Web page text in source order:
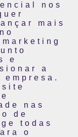
nos
mais
e
a
site
nas
de
todas
o